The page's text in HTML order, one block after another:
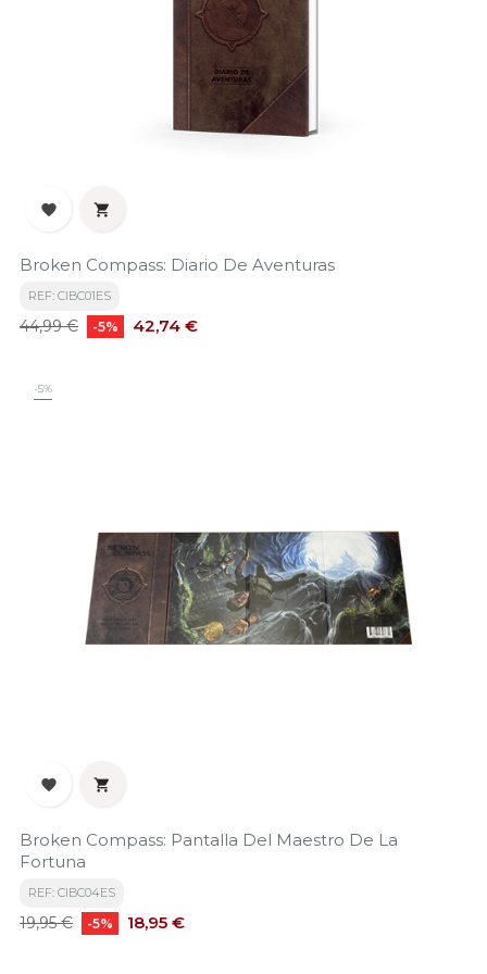
 
Broken Compass: Diario De Aventuras
REF: CIBC01ES
Precio
44,99 € -5% Precio
42,74 €
-5%
 
Broken Compass: Pantalla Del Maestro De La
Fortuna
REF: CIBC04ES
Precio
19,95 € -5% Precio
18,95 €